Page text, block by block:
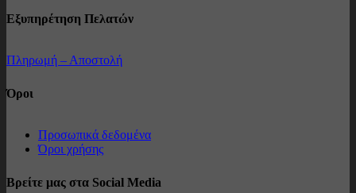
Εξυπηρέτηση Πελατών
Πληρωμή – Αποστολή
Όροι
Προσωπικά δεδομένα
Όροι χρήσης
Βρείτε μας στα Social Media